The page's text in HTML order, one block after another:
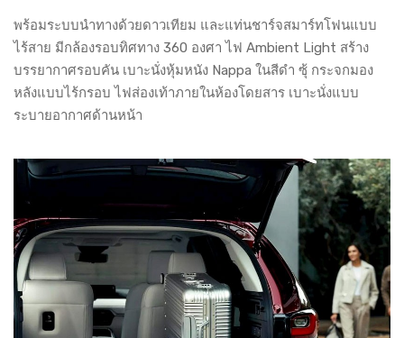
พร้อมระบบนำทางด้วยดาวเทียม และแท่นชาร์จสมาร์ทโฟนแบบ
ไร้สาย มีกล้องรอบทิศทาง 360 องศา ไฟ Ambient Light สร้าง
บรรยากาศรอบคัน เบาะนั่งหุ้มหนัง Nappa ในสีดำ ซุ้ กระจกมอง
หลังแบบไร้กรอบ ไฟส่องเท้าภายในห้องโดยสาร เบาะนั่งแบบ
ระบายอากาศด้านหน้า